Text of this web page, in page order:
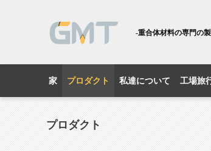
-重合体材料の専門の
家 プロダクト 私達について 工場旅
プロダクト